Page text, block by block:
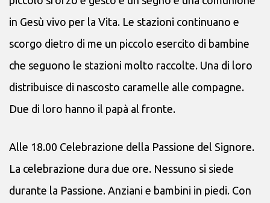
in Gesù vivo per la Vita. Le stazioni continuano e
scorgo dietro di me un piccolo esercito di bambine
che seguono le stazioni molto raccolte. Una di loro
distribuisce di nascosto caramelle alle compagne.
Due di loro hanno il papà al fronte.
Alle 18.00 Celebrazione della Passione del Signore.
La celebrazione dura due ore. Nessuno si siede
durante la Passione. Anziani e bambini in piedi. Con